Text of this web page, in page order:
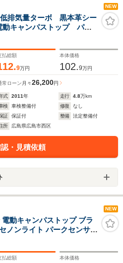
NEW
気量ターボ 黒本革シー
キャンパストップ パド
ーコントロール ブース
サウンドシステム 禁煙
払総額
9万円
本体価格
102.9万円
常ローン 月々26,200円
式 2011年 走行 4.8万km
検
車検整備付 修復
なし
証
保証付 整備
法定整備付
所
広島県広島市西区
・見積依頼
NEW
動キャンパストップ ブラ
ノンライト パークセンサー
ープサウンドシステム
払総額 本体価格